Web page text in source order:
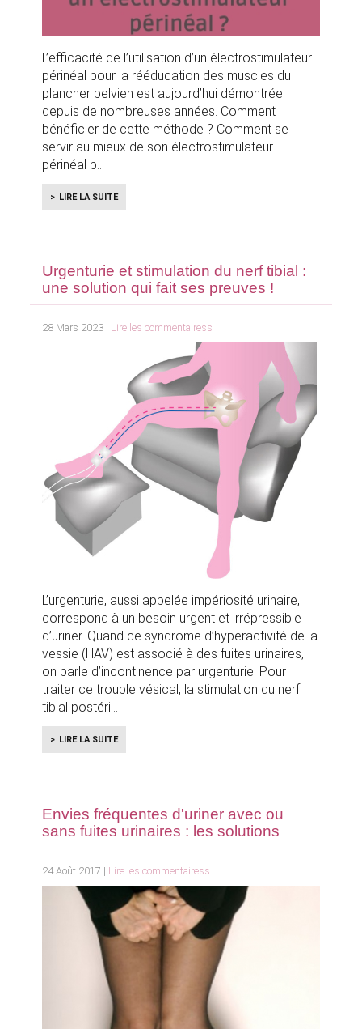
L’efficacité de l’utilisation d’un électrostimulateur
périnéal pour la rééducation des muscles du
plancher pelvien est aujourd’hui démontrée
depuis de nombreuses années. Comment
bénéficier de cette méthode ? Comment se
servir au mieux de son électrostimulateur
périnéal p
LIRE LA SUITE
Urgenturie et stimulation du nerf tibial :
une solution qui fait ses preuves !
28 Mars 2023 | Lire les commentairess
L’urgenturie, aussi appelée impériosité urinaire,
correspond à un besoin urgent et irrépressible
d’uriner. Quand ce syndrome d’hyperactivité de la
vessie (HAV) est associé à des fuites urinaires,
on parle d’incontinence par urgenturie. Pour
traiter ce trouble vésical, la stimulation du nerf
tibial postéri
LIRE LA SUITE
Envies fréquentes d'uriner avec ou
sans fuites urinaires : les solutions
24 Août 2017 | Lire les commentairess